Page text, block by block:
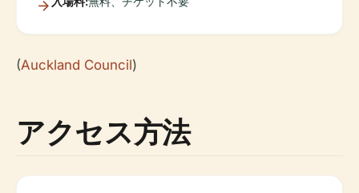
(Auckland Council)
アクセス方法